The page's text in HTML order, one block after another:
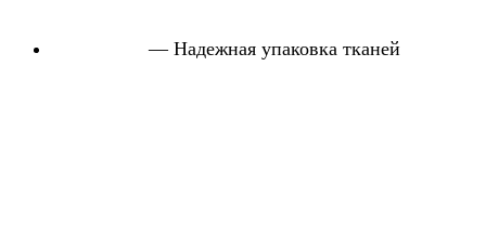
— Надежная упаковка тканей